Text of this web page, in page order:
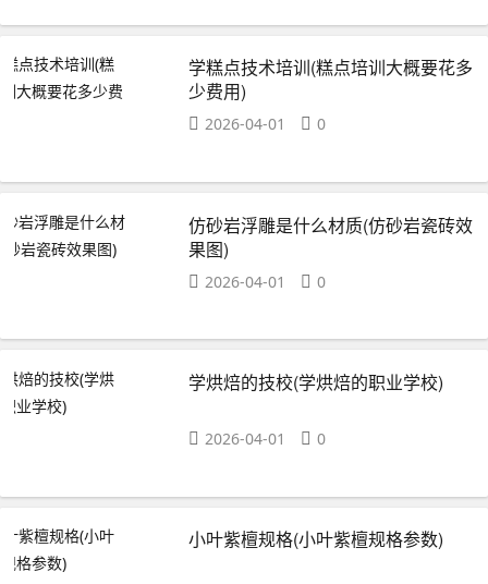
学糕点技术培训(糕点培训大概要花多
少费用)
2026-04-01 0
仿砂岩浮雕是什么材质(仿砂岩瓷砖效
果图)
2026-04-01 0
学烘焙的技校(学烘焙的职业学校)
2026-04-01 0
小叶紫檀规格(小叶紫檀规格参数)